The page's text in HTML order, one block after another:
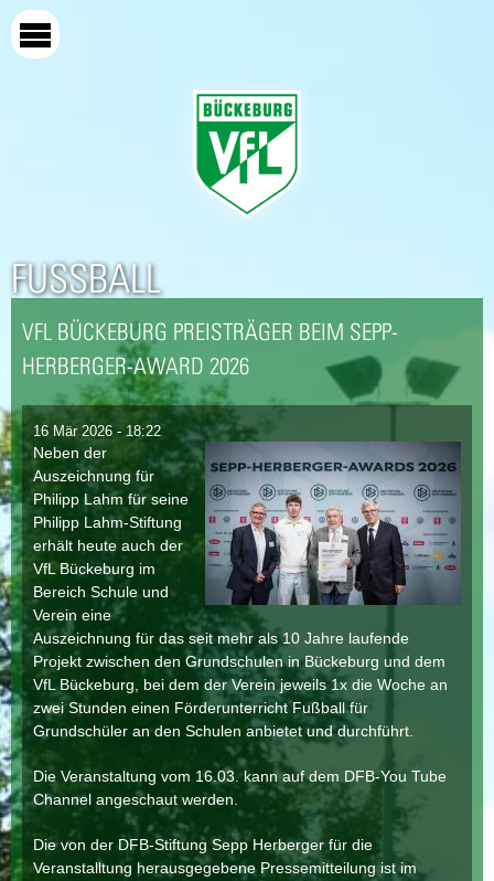
FUSSBALL
VFL BÜCKEBURG PREISTRÄGER BEIM SEPP-
HERBERGER-AWARD 2026
16 Mär 2026 - 18:22
Neben der
Auszeichnung für
Philipp Lahm für seine
Philipp Lahm-Stiftung
erhält heute auch der
VfL Bückeburg im
Bereich Schule und
Verein eine
Auszeichnung für das seit mehr als 10 Jahre laufende
Projekt zwischen den Grundschulen in Bückeburg und dem
VfL Bückeburg, bei dem der Verein jeweils 1x die Woche an
zwei Stunden einen Förderunterricht Fußball für
Grundschüler an den Schulen anbietet und durchführt.
Die Veranstaltung vom 16.03. kann auf dem DFB-You Tube
Channel angeschaut werden.
Die von der DFB-Stiftung Sepp Herberger für die
Veranstalltung herausgegebene Pressemitteilung ist im